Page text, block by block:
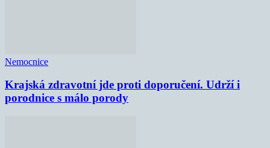
Nemocnice
Krajská zdravotní jde proti doporučení. Udrží i
porodnice s málo porody